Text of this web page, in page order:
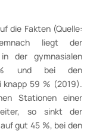
die Fakten (Quelle:
liegt der
der gymnasialen
und bei den
knapp 59 % (2019).
Stationen einer
so sinkt der
gut 45 %, bei den